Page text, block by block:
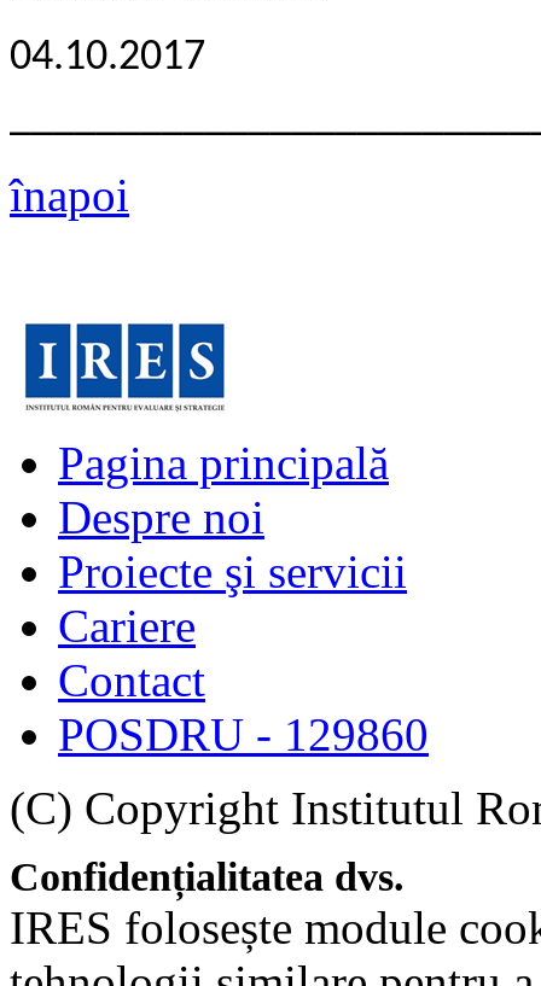
04.10.2017
înapoi
Pagina principală
Despre noi
Proiecte şi servicii
Cariere
Contact
POSDRU - 129860
(C) Copyright Institutul
Confidențialitatea dvs.
IRES folosește module